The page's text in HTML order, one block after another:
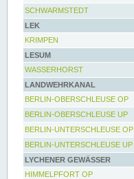
SCHWARMSTEDT
LEK
KRIMPEN
LESUM
WASSERHORST
LANDWEHRKANAL
BERLIN-OBERSCHLEUSE OP
BERLIN-OBERSCHLEUSE UP
BERLIN-UNTERSCHLEUSE OP
BERLIN-UNTERSCHLEUSE UP
LYCHENER GEWÄSSER
HIMMELPFORT OP